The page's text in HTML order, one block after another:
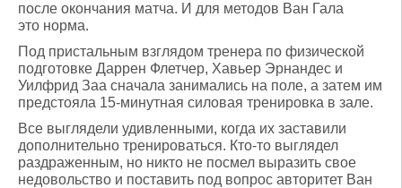
после окончания матча. И для методов Ван Гала
это норма.
Под пристальным взглядом тренера по физической
подготовке Даррен Флетчер, Хавьер Эрнандес и
Уилфрид Заа сначала занимались на поле, а затем им
предстояла 15-минутная силовая тренировка в зале.
Все выглядели удивленными, когда их заставили
дополнительно тренироваться. Кто-то выглядел
раздраженным, но никто не посмел выразить свое
недовольство и поставить под вопрос авторитет Ван